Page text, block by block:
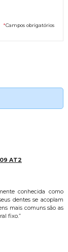
*Campos obrigatórios
AT2
conhecida como
dentes se acoplam
mais comuns são as
fixo.”